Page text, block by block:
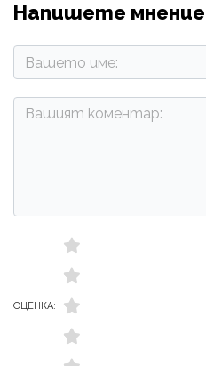
Напишете мнение
ОЦЕНКА: